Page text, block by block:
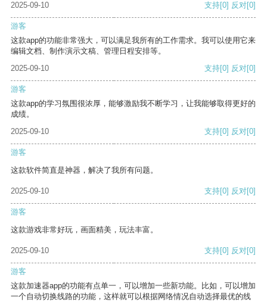
2025-09-10 支持[0] 反对[0]
游客
这款app的功能非常强大，可以满足我所有的工作需求。我可以使用它来
编辑文档、制作演示文稿、管理日程安排等。
2025-09-10
支持[0] 反对[0]
游客
这款app的学习氛围很浓厚，能够激励我不断学习，让我能够取得更好的
成绩。
2025-09-10
支持[0] 反对[0]
游客
这款软件简直是神器，解决了我所有问题。
2025-09-10 支持[0] 反对[0]
游客
这款游戏非常好玩，画面精美，玩法丰富。
2025-09-10 支持[0] 反对[0]
游客
这款加速器app的功能有点单一，可以增加一些新功能。比如，可以增加
一个自动切换线路的功能，这样就可以根据网络情况自动选择最优的线